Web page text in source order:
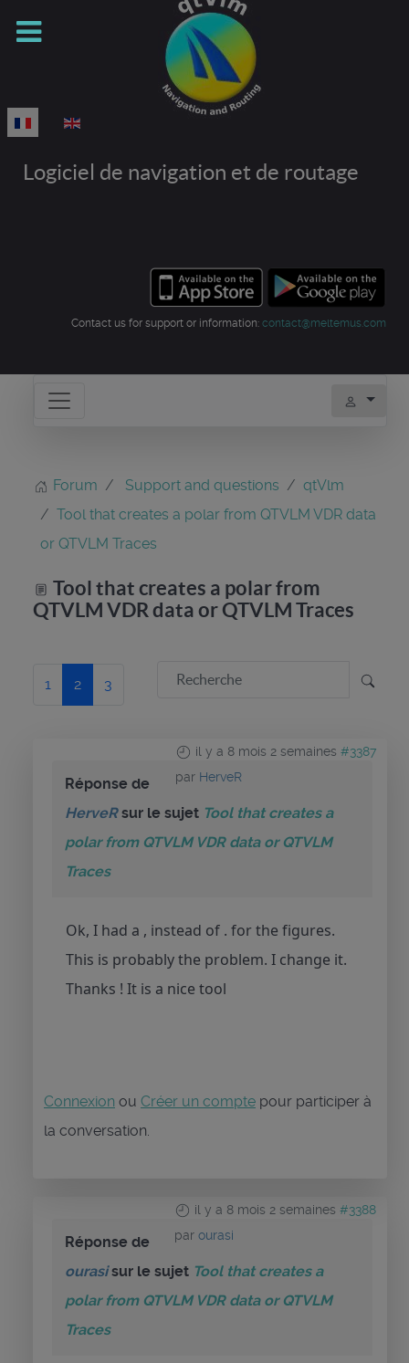
Sélectionnez votre langue
Logiciel de navigation et de routage
Contact us for support or information: contact@meltemus.com
Forum Support and questions
qtVlm
Tool that creates a polar from QTVLM VDR data
or QTVLM Traces
Tool that creates a polar from
QTVLM VDR data or QTVLM Traces
1 2 3
il y a 8 mois 2 semaines #3387
par HerveR
Réponse de
HerveRsur le sujet Tool that creates a
polar from QTVLM VDR data or QTVLM
Traces
Ok, I had a , instead of . for the figures.
This is probably the problem. I change it.
Thanks ! It is a nice tool
Connexion ou Créer un compte pour participer à
la conversation.
il y a 8 mois 2 semaines #3388
par ourasi
Réponse de
ourasisur le sujet Tool that creates a
polar from QTVLM VDR data or QTVLM
Traces